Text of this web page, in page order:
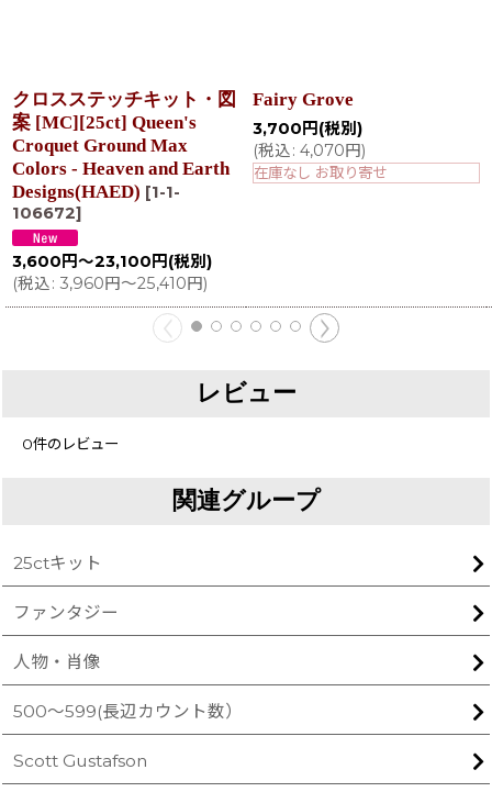
クロスステッチキット・図
案 [MC][25ct] Queen's
Croquet Ground Max
Colors - Heaven and Earth
Designs(HAED) [1-1-
106672]
3,600 円～23,100 円 (税別)
(税込: 3,960円～25,410円)
Fairy Grove
3,700 円 (税別)
(税込: 4,070円)
在庫なし お取り寄せ
レビュー
0件のレビュー
関連グループ
25ctキット
ファンタジー
人物・肖像
500〜599(長辺カウント数）
Scott Gustafson